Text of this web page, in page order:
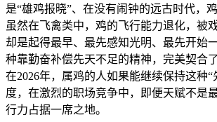
是“雄鸡报晓”、在没有闹钟的远古时代，
虽然在飞禽类中，鸡的飞行能力退化，被
却是起得最早、最先感知光明、最先开始
种靠勤奋补偿先天不足的精神，完美契合
在2026年，属鸡的人如果能继续保持这种“
度，在激烈的职场竞争中，即便天赋不是
行力占据一席之地。